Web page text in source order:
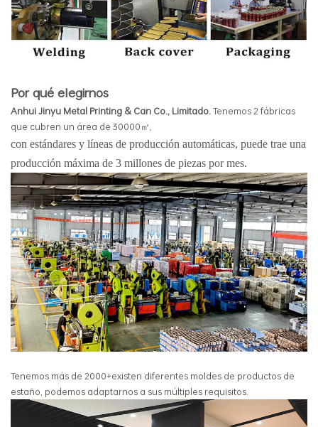
Por qué elegirnos
Anhui Jinyu Metal Printing & Can Co., Limitado.Tenemos 2 fábricas
que cubren un área de 30000㎡,
con estándares y líneas de producción automáticas, puede trae una
producción máxima de 3 millones de piezas por mes.
Tenemos más de 2000+existen diferentes moldes de productos de
estaño, podemos adaptarnos a sus múltiples requisitos.